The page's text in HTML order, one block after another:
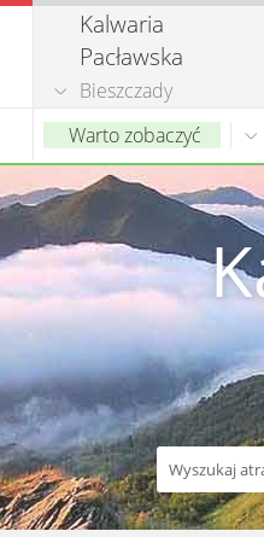
Kalwaria
Pacławska
Bieszczady
Warto zobaczyć